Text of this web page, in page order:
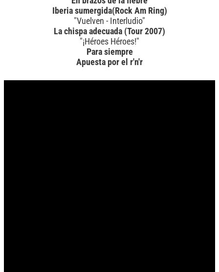
Iberia sumergida(Rock Am Ring)
"Vuelven - Interludio"
La chispa adecuada (Tour 2007)
"¡Héroes Héroes!"
Para siempre
Apuesta por el r'n'r